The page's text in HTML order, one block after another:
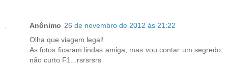
Anônimo 26 de novembro de 2012 às 21:22
Olha que viagem legal!
As fotos ficaram lindas amiga, mas vou contar um segredo,
não curto F1...rsrsrsrs